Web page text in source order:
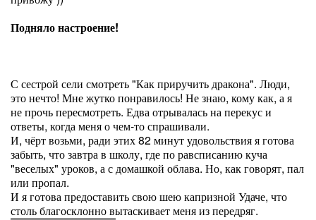
Подняло настроение!
С сестрой сели смотреть "Как приручить дракона". Люди,
это нечто! Мне жутко понравилось! Не знаю, кому как, а я
не прочь пересмотреть. Едва отрывалась на перекус и
ответы, когда меня о чем-то спрашивали.
И, чёрт возьми, ради этих 82 минут удовольствия я готова
забыть, что завтра в школу, где по равсписанию куча
"веселых" уроков, а с домашкой облава. Но, как говорят, пал
или пропал.
И я готова предоставить свою шею капризной Удаче, что
столь благосклонно вытаскивает меня из передряг.